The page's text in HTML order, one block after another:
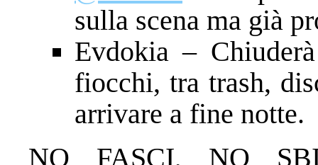
sulla scena ma già
Evdokia –
fiocchi, tra trash,
arrivare a fine notte.
NO FASCI, NO